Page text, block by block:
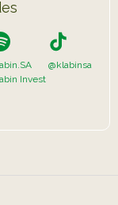
Invest
@klabinsa